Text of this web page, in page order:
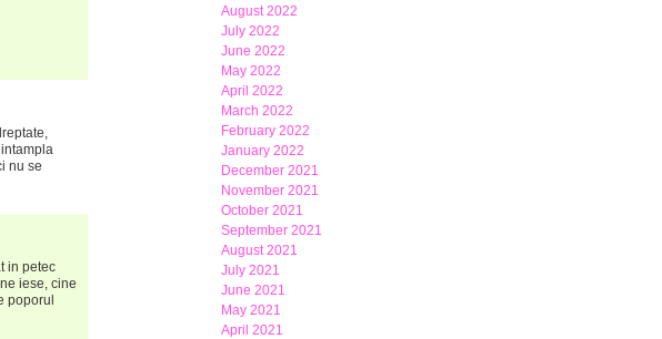
nu se
in petec
iese, cine
poporul
August 2022
July 2022
June 2022
May 2022
April 2022
March 2022
February 2022
January 2022
December 2021
November 2021
October 2021
September 2021
August 2021
July 2021
June 2021
May 2021
April 2021